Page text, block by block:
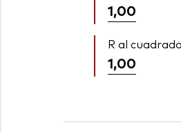
1,00
R al cuadrado
1,00